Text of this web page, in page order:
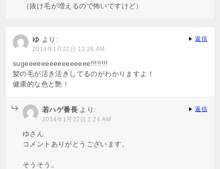
（抜け毛が増えるので怖いですけど）
ゆ より:
2014年1月22日 12:26 AM
sugeeeeeeeeeeeeeeee!!!!!!!!
髪の毛が活き活きしてるのがわかりますよ！
健康的な色と艶！
返信
若ハゲ番長 より:
2014年1月22日 1:24 AM
ゆさん
コメントありがとうございます。
そうそう。
返信